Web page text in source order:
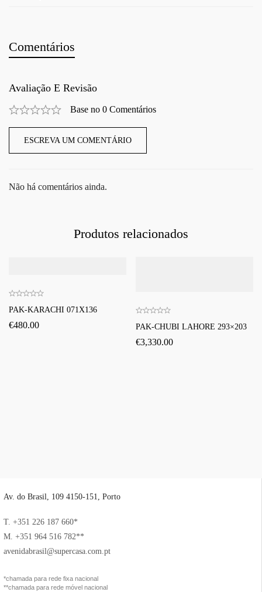
Comentários
Avaliação E Revisão
Base no 0 Comentários
ESCREVA UM COMENTÁRIO
Não há comentários ainda.
Produtos relacionados
PAK-KARACHI 071X136
€480.00 PAK-CHUBI LAHORE 293×203
€3,330.00
Av. do Brasil, 109 4150-151, Porto
T. +351 226 187 660*
M. +351 964 516 782**
avenidabrasil@supercasa.com.pt
*chamada para rede fixa nacional
**chamada para rede móvel nacional